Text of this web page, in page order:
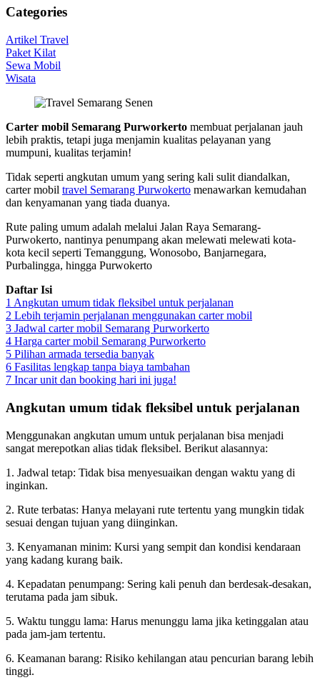
Categories
Artikel Travel
Paket Kilat
Sewa Mobil
Wisata
Carter mobil Semarang Purworkerto membuat perjalanan jauh
lebih praktis, tetapi juga menjamin kualitas pelayanan yang
mumpuni, kualitas terjamin!
Tidak seperti angkutan umum yang sering kali sulit diandalkan,
carter mobil travel Semarang Purwokerto menawarkan kemudahan
dan kenyamanan yang tiada duanya.
Rute paling umum adalah melalui Jalan Raya Semarang-
Purwokerto, nantinya penumpang akan melewati melewati kota-
kota kecil seperti Temanggung, Wonosobo, Banjarnegara,
Purbalingga, hingga Purwokerto
Daftar Isi
1 Angkutan umum tidak fleksibel untuk perjalanan
2 Lebih terjamin perjalanan menggunakan carter mobil
3 Jadwal carter mobil Semarang Purworkerto
4 Harga carter mobil Semarang Purworkerto
5 Pilihan armada tersedia banyak
6 Fasilitas lengkap tanpa biaya tambahan
7 Incar unit dan booking hari ini juga!
Angkutan umum tidak fleksibel untuk perjalanan
Menggunakan angkutan umum untuk perjalanan bisa menjadi
sangat merepotkan alias tidak fleksibel. Berikut alasannya:
1. Jadwal tetap: Tidak bisa menyesuaikan dengan waktu yang di
inginkan.
2. Rute terbatas: Hanya melayani rute tertentu yang mungkin tidak
sesuai dengan tujuan yang diinginkan.
3. Kenyamanan minim: Kursi yang sempit dan kondisi kendaraan
yang kadang kurang baik.
4. Kepadatan penumpang: Sering kali penuh dan berdesak-desakan,
terutama pada jam sibuk.
5. Waktu tunggu lama: Harus menunggu lama jika ketinggalan atau
pada jam-jam tertentu.
6. Keamanan barang: Risiko kehilangan atau pencurian barang lebih
tinggi.